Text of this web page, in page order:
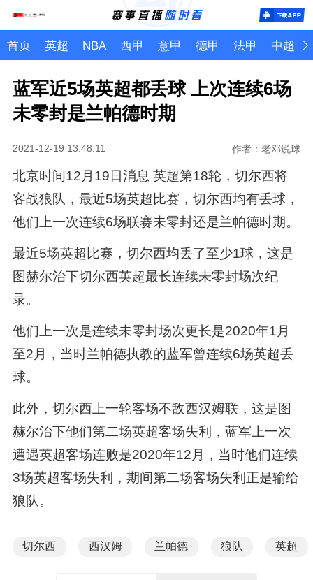
首页 英超 NBA 西甲 意甲 德甲 法甲 中超
蓝军近5场英超都丢球 上次连续6场
未零封是兰帕德时期
2021-12-19 13:48:11 作者：老邓说球
北京时间12月19日消息 英超第18轮，切尔西将
客战狼队，最近5场英超比赛，切尔西均有丢球，
他们上一次连续6场联赛未零封还是兰帕德时期。
最近5场英超比赛，切尔西均丢了至少1球，这是
图赫尔治下切尔西英超最长连续未零封场次纪
录。
他们上一次是连续未零封场次更长是2020年1月
至2月，当时兰帕德执教的蓝军曾连续6场英超丢
球。
此外，切尔西上一轮客场不敌西汉姆联，这是图
赫尔治下他们第二场英超客场失利，蓝军上一次
遭遇英超客场连败是2020年12月，当时他们连续
3场英超客场失利，期间第二场客场失利正是输给
狼队。
切尔西 西汉姆 兰帕德 狼队 英超